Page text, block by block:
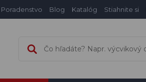
Poradenstvo Blog Katalóg Stiahnite si